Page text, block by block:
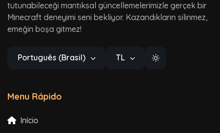
tutunabileceği mantıksal güncellemelerimizle gerçek bir
Minecraft deneyimi seni bekliyor. Kazandıkların silinmez,
emeğin boşa gitmez!
Português (Brasil) TL
Menu Rápido
Início